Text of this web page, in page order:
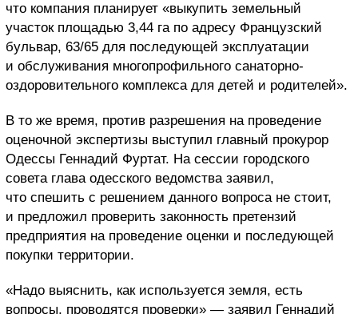
что компания планирует «выкупить земельный
участок площадью 3,44 га по адресу Французский
бульвар, 63/65 для последующей эксплуатации
и обслуживания многопрофильного санаторно-
оздоровительного комплекса для детей и родителей».
В то же время, против разрешения на проведение
оценочной экспертизы выступил главный прокурор
Одессы Геннадий Фуртат. На сессии городского
совета глава одесского ведомства заявил,
что спешить с решением данного вопроса не стоит,
и предложил проверить законность претензий
предприятия на проведение оценки и последующей
покупки территории.
«Надо выяснить, как используется земля, есть
вопросы, проводятся проверки» — заявил Геннадий